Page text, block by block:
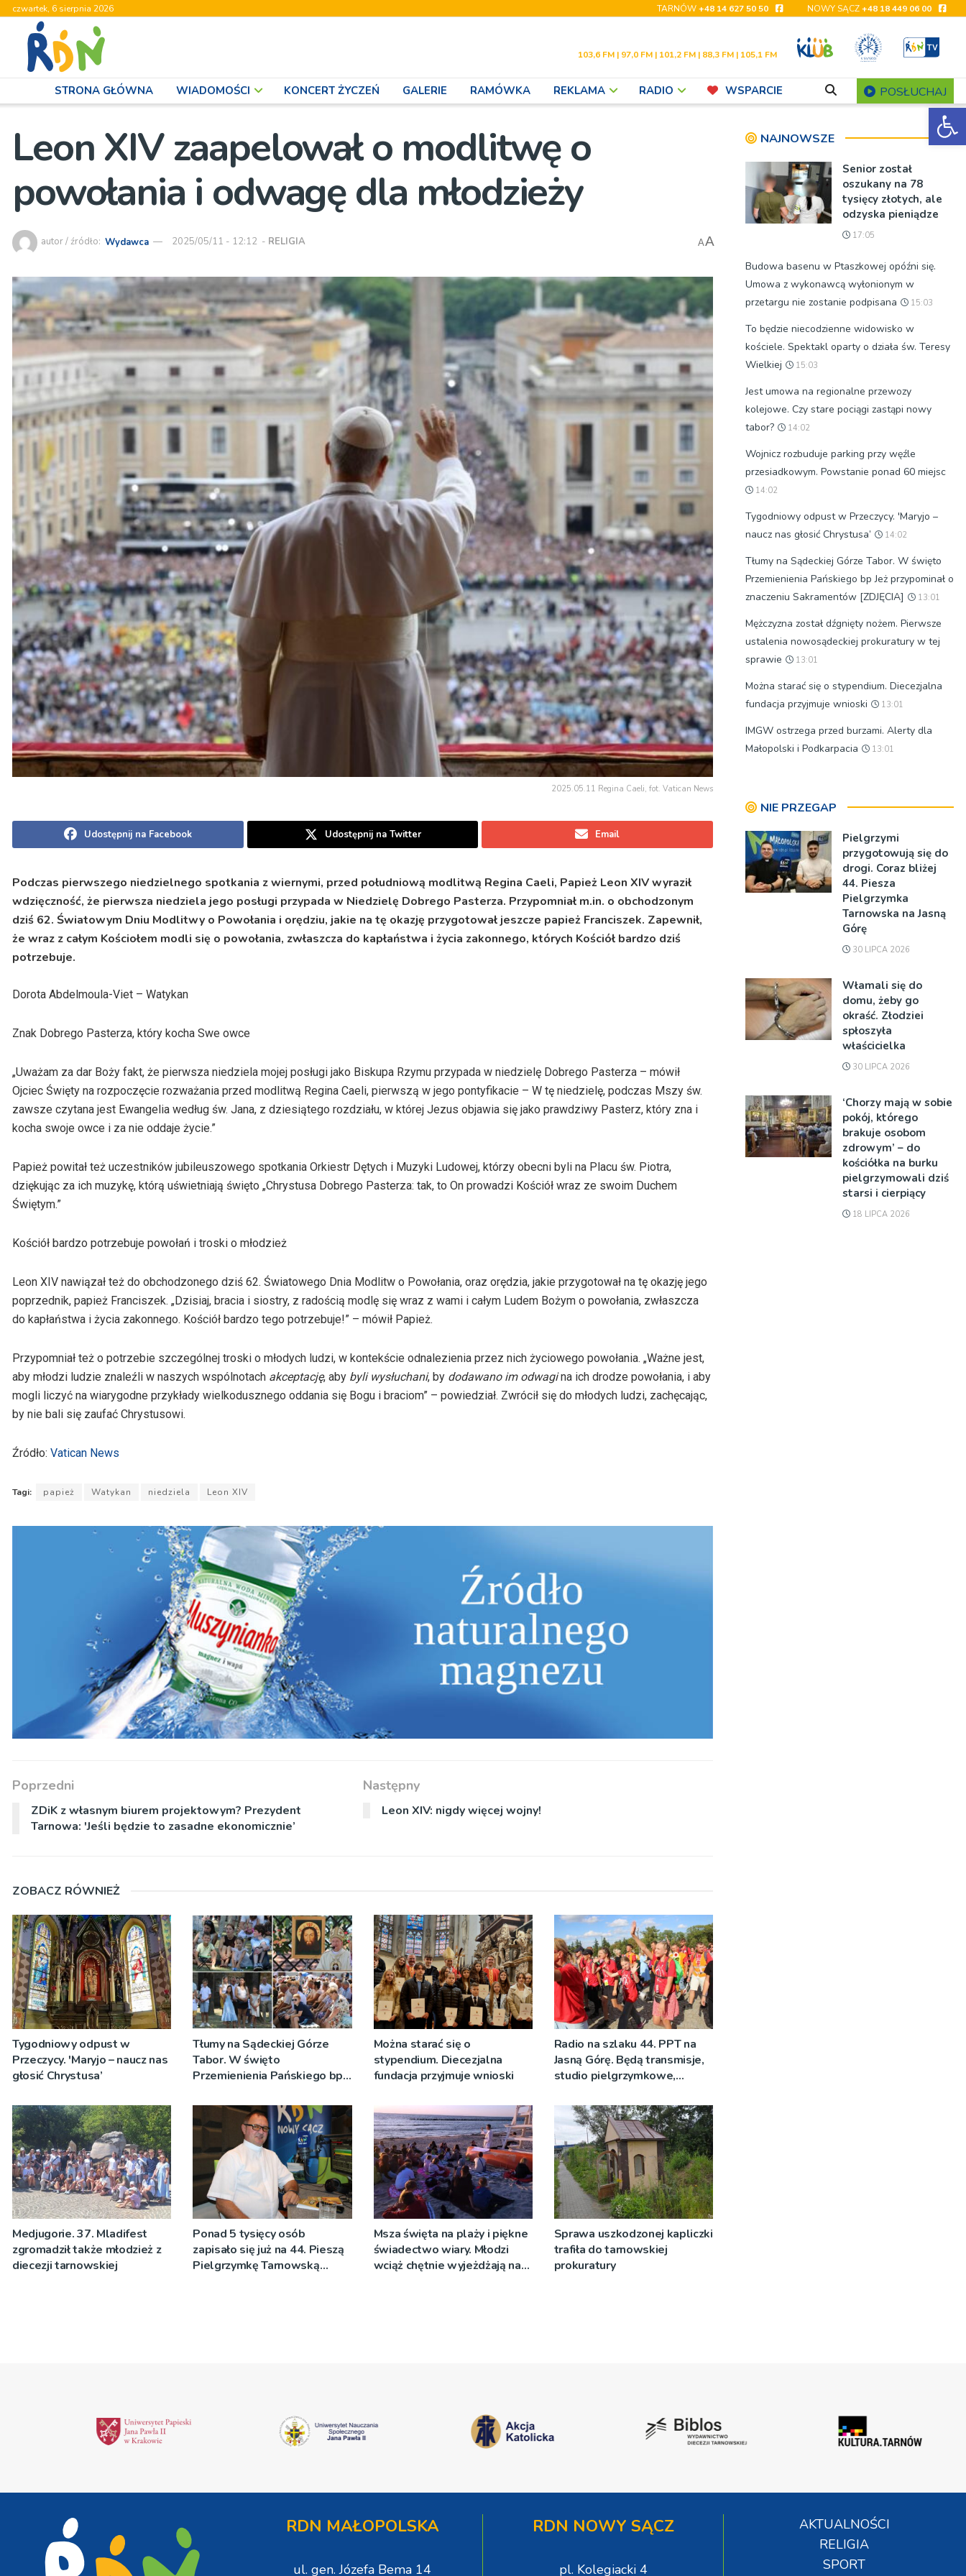
czwartek, 6 sierpnia 2026 TARNÓW+48 14 627 50 50 NOWY SĄCZ+48 18 449 06 00
103,6 FM | 97,0 FM | 101,2 FM | 88,3 FM | 105,1 FM
STRONA GŁÓWNA WIADOMOŚCI KONCERT ŻYCZEŃ GALERIE RAMÓWKA REKLAMA RADIO WSPARCIE POSŁUCHAJ
Leon XIV zaapelował o modlitwę o
powołania i odwagę dla młodzieży
autor / źródło: Wydawca 2025/05/11 - 12:12 - RELIGIA AA
2025.05.11 Regina Caeli, fot. Vatican News
Udostępnij na Facebook Udostępnij na Twitter Email
Podczas pierwszego niedzielnego spotkania z wiernymi, przed południową modlitwą Regina Caeli, Papież Leon XIV wyraził
wdzięczność, że pierwsza niedziela jego posługi przypada w Niedzielę Dobrego Pasterza. Przypomniał m.in. o obchodzonym
dziś 62. Światowym Dniu Modlitwy o Powołania i orędziu, jakie na tę okazję przygotował jeszcze papież Franciszek. Zapewnił,
że wraz z całym Kościołem modli się o powołania, zwłaszcza do kapłaństwa i życia zakonnego, których Kościół bardzo dziś
potrzebuje.
Dorota Abdelmoula-Viet – Watykan
Znak Dobrego Pasterza, który kocha Swe owce
„Uważam za dar Boży fakt, że pierwsza niedziela mojej posługi jako Biskupa Rzymu przypada w niedzielę Dobrego Pasterza – mówił
Ojciec Święty na rozpoczęcie rozważania przed modlitwą Regina Caeli, pierwszą w jego pontyfikacie – W tę niedzielę, podczas Mszy św.
zawsze czytana jest Ewangelia według św. Jana, z dziesiątego rozdziału, w której Jezus objawia się jako prawdziwy Pasterz, który zna i
kocha swoje owce i za nie oddaje życie.”
Papież powitał też uczestników jubileuszowego spotkania Orkiestr Dętych i Muzyki Ludowej, którzy obecni byli na Placu św. Piotra,
dziękując za ich muzykę, którą uświetniają święto „Chrystusa Dobrego Pasterza: tak, to On prowadzi Kościół wraz ze swoim Duchem
Świętym.”
Kościół bardzo potrzebuje powołań i troski o młodzież
Leon XIV nawiązał też do obchodzonego dziś 62. Światowego Dnia Modlitw o Powołania, oraz orędzia, jakie przygotował na tę okazję jego
poprzednik, papież Franciszek. „Dzisiaj, bracia i siostry, z radością modlę się wraz z wami i całym Ludem Bożym o powołania, zwłaszcza
do kapłaństwa i życia zakonnego. Kościół bardzo tego potrzebuje!” – mówił Papież.
Przypomniał też o potrzebie szczególnej troski o młodych ludzi, w kontekście odnalezienia przez nich życiowego powołania. „Ważne jest,
aby młodzi ludzie znaleźli w naszych wspólnotach akceptację, aby byli wysłuchani, by dodawano im odwagina ich drodze powołania, i aby
mogli liczyć na wiarygodne przykłady wielkodusznego oddania się Bogu i braciom” – powiedział. Zwrócił się do młodych ludzi, zachęcając,
by nie bali się zaufać Chrystusowi.
Źródło: Vatican News
Tagi: papież Watykan niedziela Leon XIV
Poprzedni
ZDiK z własnym biurem projektowym? Prezydent
Tarnowa: 'Jeśli będzie to zasadne ekonomicznie’
Następny
Leon XIV: nigdy więcej wojny!
ZOBACZ RÓWNIEŻ
Tygodniowy odpust w
Przeczycy. 'Maryjo – naucz nas
głosić Chrystusa’
Tłumy na Sądeckiej Górze
Tabor. W święto
Przemienienia Pańskiego bp
Sakramentów [ZDJĘCIA]
Można starać się o
stypendium. Diecezjalna
fundacja przyjmuje wnioski
Radio na szlaku 44. PPT na
Jasną Górę. Będą transmisje,
studio pielgrzymkowe,
Medjugorie. 37. Mladifest
zgromadził także młodzież z
diecezji tarnowskiej
Ponad 5 tysięcy osób
zapisało się już na 44. Pieszą
Pielgrzymkę Tarnowską
Msza święta na plaży i piękne
świadectwo wiary. Młodzi
wciąż chętnie wyjeżdżają na
Sprawa uszkodzonej kapliczki
trafiła do tarnowskiej
prokuratury
NAJNOWSZE
Senior został
oszukany na 78
tysięcy złotych, ale
odzyska pieniądze
17:05
Budowa basenu w Ptaszkowej opóźni się.
Umowa z wykonawcą wyłonionym w
przetargu nie zostanie podpisana
15:03
To będzie niecodzienne widowisko w
kościele. Spektakl oparty o działa św. Teresy
Wielkiej
15:03
Jest umowa na regionalne przewozy
kolejowe. Czy stare pociągi zastąpi nowy
tabor?
14:02
Wojnicz rozbuduje parking przy węźle
przesiadkowym. Powstanie ponad 60 miejsc
14:02
Tygodniowy odpust w Przeczycy. 'Maryjo –
naucz nas głosić Chrystusa’
14:02
Tłumy na Sądeckiej Górze Tabor. W święto
Przemienienia Pańskiego bp Jeż przypominał o
znaczeniu Sakramentów [ZDJĘCIA]
13:01
Mężczyzna został dźgnięty nożem. Pierwsze
ustalenia nowosądeckiej prokuratury w tej
sprawie
13:01
Można starać się o stypendium. Diecezjalna
fundacja przyjmuje wnioski
13:01
IMGW ostrzega przed burzami. Alerty dla
Małopolski i Podkarpacia
13:01
NIE PRZEGAP
Pielgrzymi
przygotowują się do
drogi. Coraz bliżej
44. Piesza
Pielgrzymka
Tarnowska na Jasną
Górę
30 LIPCA 2026
Włamali się do
domu, żeby go
okraść. Złodziei
spłoszyła
właścicielka
30 LIPCA 2026
‘Chorzy mają w sobie
pokój, którego
brakuje osobom
zdrowym’ – do
kościółka na burku
pielgrzymowali dziś
starsi i cierpiący
18 LIPCA 2026
RDN MAŁOPOLSKA
ul. gen. Józefa Bema 14
RDN NOWY SĄCZ
pl. Kolegiacki 4
AKTUALNOŚCI
RELIGIA
SPORT